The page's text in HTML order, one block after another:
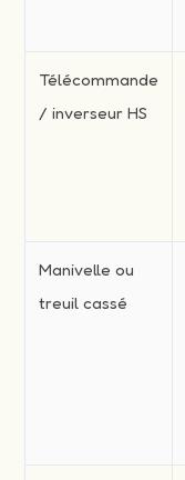
Télécommande
/ inverseur HS
Manivelle ou
treuil cassé